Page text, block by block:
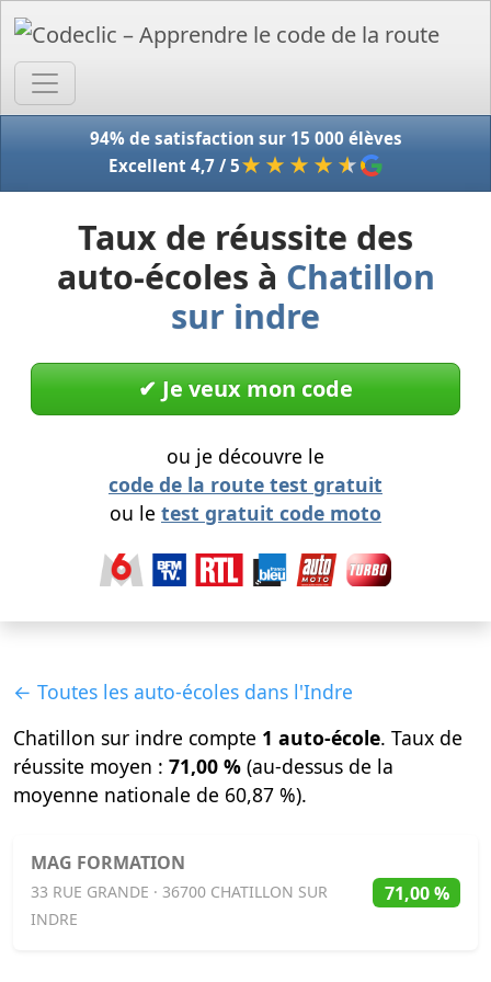
94% de satisfaction sur 15 000 élèves
Excellent 4,7 / 5★★★★ ★
Taux de réussite des
auto-écoles à Chatillon
sur indre
✔︎ Je veux mon code
ou je découvre le
code de la route test gratuit
ou le test gratuit code moto
← Toutes les auto-écoles dans l'Indre
Chatillon sur indre compte 1 auto-école. Taux de
réussite moyen : 71,00 % (au-dessus de la
moyenne nationale de 60,87 %).
MAG FORMATION
33 RUE GRANDE · 36700 CHATILLON SUR
INDRE
71,00 %